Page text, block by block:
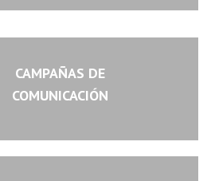
CAMPAÑAS DE
COMUNICACIÓN